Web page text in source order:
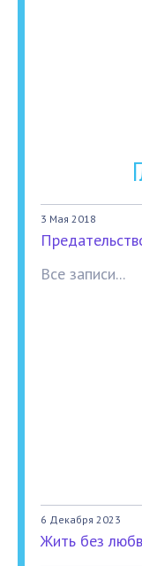
3 Мая 2018
Все записи...
6 Декабря 2023
Жить без